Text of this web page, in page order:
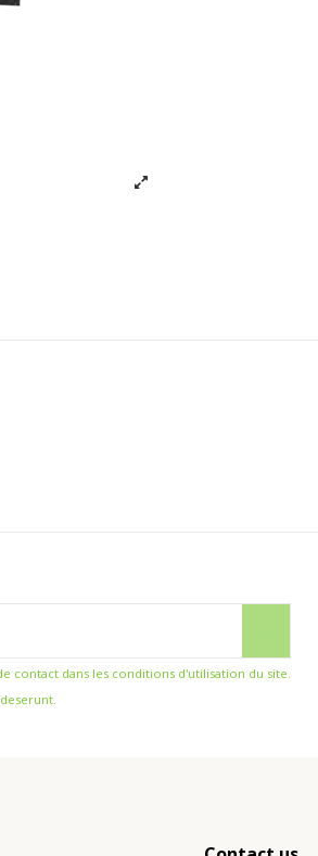
dans les conditions d'utilisation du site.